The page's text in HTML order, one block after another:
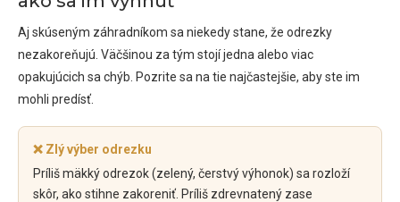
Aj skúseným záhradníkom sa niekedy stane, že odrezky
nezakoreňujú. Väčšinou za tým stojí jedna alebo viac
opakujúcich sa chýb. Pozrite sa na tie najčastejšie, aby ste im
mohli predísť.
❌ Zlý výber odrezku
Príliš mäkký odrezok (zelený, čerstvý výhonok) sa rozloží
skôr, ako stihne zakoreniť. Príliš zdrevnatený zase